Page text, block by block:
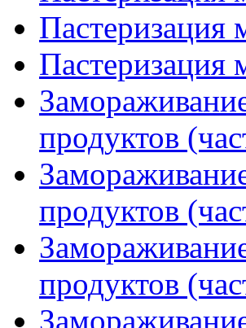
Пастеризация
Пастеризация
продуктов
продуктов
продуктов